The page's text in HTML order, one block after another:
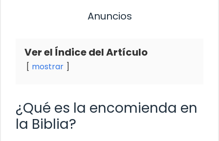
Anuncios
Ver el Índice del Artículo
mostrar
¿Qué es la encomienda en
la Biblia?